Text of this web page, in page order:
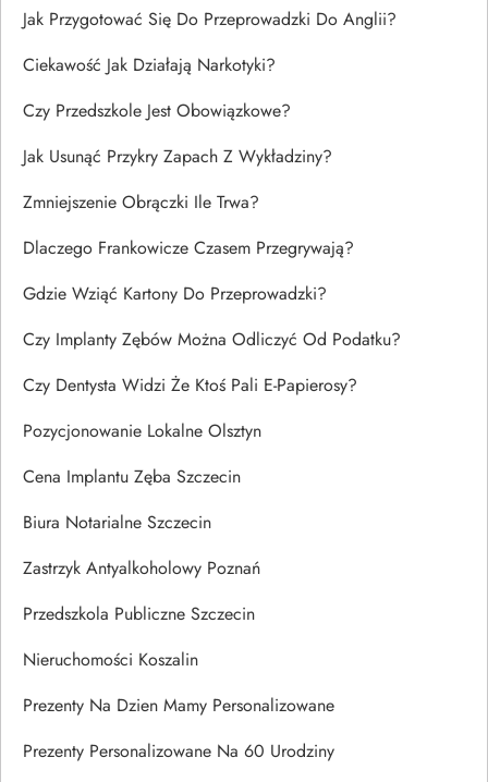
Jak Przygotować Się Do Przeprowadzki Do Anglii?
Ciekawość Jak Działają Narkotyki?
Czy Przedszkole Jest Obowiązkowe?
Jak Usunąć Przykry Zapach Z Wykładziny?
Zmniejszenie Obrączki Ile Trwa?
Dlaczego Frankowicze Czasem Przegrywają?
Gdzie Wziąć Kartony Do Przeprowadzki?
Czy Implanty Zębów Można Odliczyć Od Podatku?
Czy Dentysta Widzi Że Ktoś Pali E-Papierosy?
Pozycjonowanie Lokalne Olsztyn
Cena Implantu Zęba Szczecin
Biura Notarialne Szczecin
Zastrzyk Antyalkoholowy Poznań
Przedszkola Publiczne Szczecin
Nieruchomości Koszalin
Prezenty Na Dzien Mamy Personalizowane
Prezenty Personalizowane Na 60 Urodziny